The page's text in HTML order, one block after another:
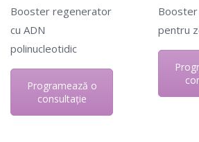
Booster regenerator
cu ADN
polinucleotidic
Programează o
consultație
pentru